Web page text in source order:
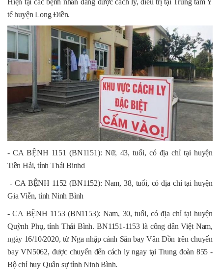
Hiện tại các bệnh nhân đang được cách ly, điều trị tại Trung tâm Y
tế huyện Long Điền.
- CA BỆNH 1151 (BN1151): Nữ, 43, tuổi, có địa chỉ tại huyện
Tiền Hải, tỉnh Thái Binhd
- CA BỆNH 1152 (BN1152): Nam, 38, tuổi, có địa chỉ tại huyện
Gia Viễn, tỉnh Ninh Bình
- CA BỆNH 1153 (BN1153): Nam, 30, tuổi, có địa chỉ tại huyện
Quỳnh Phụ, tỉnh Thái Bình. BN1151-1153 là công dân Việt Nam,
ngày 16/10/2020, từ Nga nhập cảnh Sân bay Vân Đồn trên chuyến
bay VN5062, được chuyển đến cách ly ngay tại Trung đoàn 855 -
Bộ chỉ huy Quân sự tỉnh Ninh Bình.